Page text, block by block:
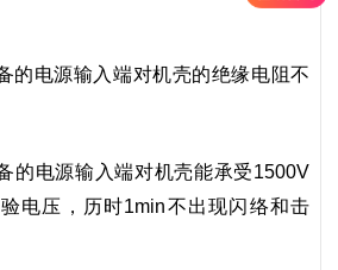
的电源输入端对机壳的绝缘电阻不
的电源输入端对机壳能承受1500V
电压，历时1min不出现闪络和击